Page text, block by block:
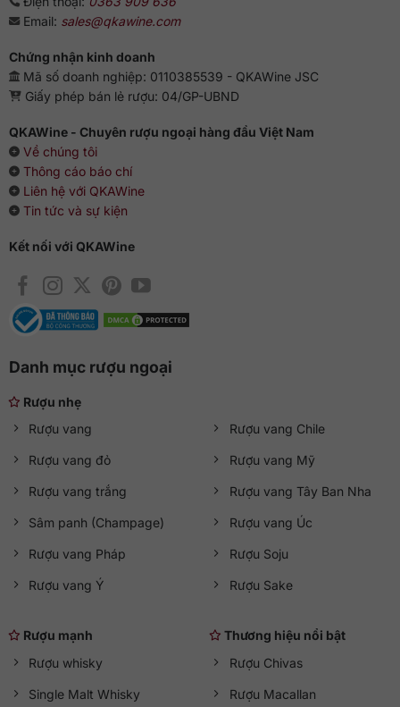
Email: sales@qkawine.com
Chứng nhận kinh doanh
Mã số doanh nghiệp: 0110385539 - QKAWine JSC
Giấy phép bán lẻ rượu: 04/GP-UBND
QKAWine - Chuyên rượu ngoại hàng đầu Việt Nam
Về chúng tôi
Thông cáo báo chí
Liên hệ với QKAWine
Tin tức và sự kiện
Kết nối với QKAWine
Danh mục rượu ngoại
Rượu nhẹ
Rượu vang
Rượu vang đỏ
Rượu vang trắng
Sâm panh (Champage)
Rượu vang Pháp
Rượu vang Ý
Rượu vang Chile
Rượu vang Mỹ
Rượu vang Tây Ban Nha
Rượu vang Úc
Rượu Soju
Rượu Sake
Rượu mạnh
Rượu whisky
Single Malt Whisky
Thương hiệu nổi bật
Rượu Chivas
Rượu Macallan